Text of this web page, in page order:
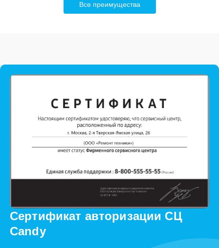
Все преимущества
Сертификат авторизации СЦ
Candy